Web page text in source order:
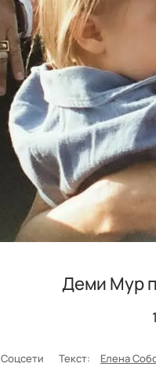
Деми Мур
Соцсети Текст: Елена